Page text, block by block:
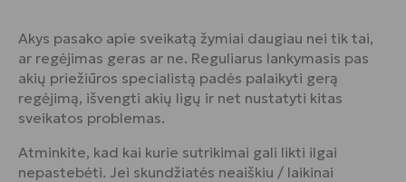
Akys pasako apie sveikatą žymiai daugiau nei tik tai,
ar regėjimas geras ar ne. Reguliarus lankymasis pas
akių priežiūros specialistą padės palaikyti gerą
regėjimą, išvengti akių ligų ir net nustatyti kitas
sveikatos problemas.
Atminkite, kad kai kurie sutrikimai gali likti ilgai
nepastebėti. Jei skundžiatės neaiškiu / laikinai